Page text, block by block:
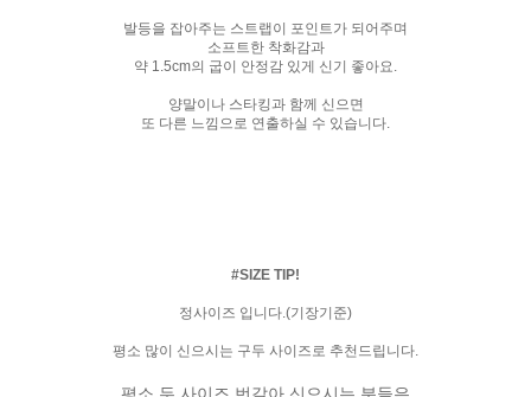
발등을 잡아주는 스트랩이 포인트가 되어주며
소프트한 착화감과
약 1.5cm의 굽이 안정감 있게 신기 좋아요.
양말이나 스타킹과 함께 신으면
또 다른 느낌으로 연출하실 수 있습니다.
#SIZE TIP!
정사이즈 입니다.(기장기준)
평소 많이 신으시는 구두 사이즈로 추천드립니다.
평소 두 사이즈 번갈아 신으시는 분들은